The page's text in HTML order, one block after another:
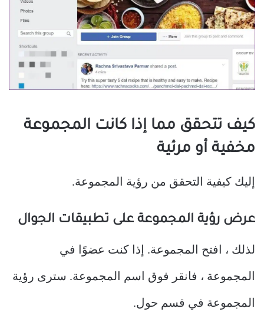
كيف تتحقق مما إذا كانت المجموعة
مخفية أو مرئية
إليك كيفية التحقق من رؤية المجموعة.
عرض رؤية المجموعة على تطبيقات الجوال
لذلك ، افتح المجموعة. إذا كنت عضوًا في
المجموعة ، فانقر فوق اسم المجموعة. سترى رؤية
المجموعة في قسم حول.